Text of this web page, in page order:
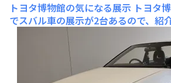
トヨタ博物館の気になる展示 トヨタ
でスバル車の展示が2台あるので、紹
す。4/10～7/12までの間「熱狂を生む
0年代 日本のクルマとオートバイ－」
ますが、その中でBG型レガシィツー
展示されます‼ 私の父も昔BG型に乗